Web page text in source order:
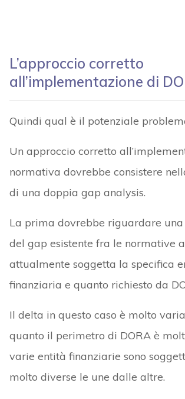
L’approccio corretto
all’implementazione di
Quindi qual è il potenziale
Un approccio corretto
normativa dovrebbe consistere
di una doppia gap analysis.
La prima dovrebbe riguardare
del gap esistente fra le normative
attualmente soggetta la specifica
finanziaria e quanto richiesto da
Il delta in questo caso è molto
quanto il perimetro di DORA è
varie entità finanziarie sono
molto diverse le une dalle altre.